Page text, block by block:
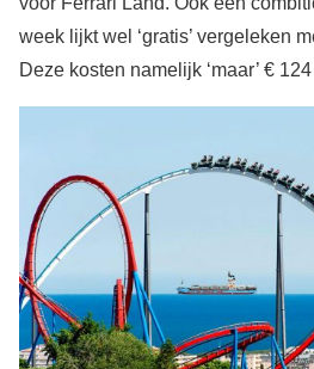
week lijkt wel ‘gratis’ vergeleken
Deze kosten namelijk ‘maar’ €